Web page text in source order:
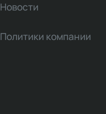
Новости
Политики компании